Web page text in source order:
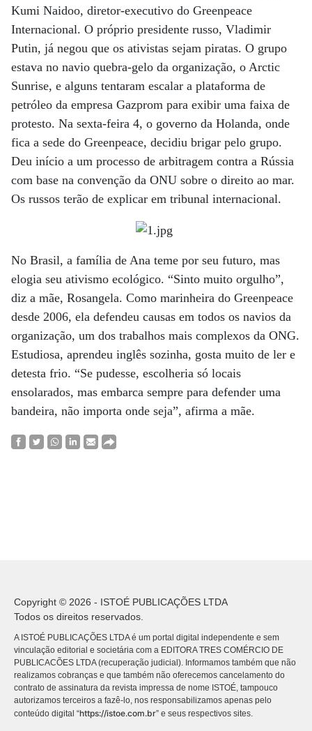
Kumi Naidoo, diretor-executivo do Greenpeace
Internacional. O próprio presidente russo, Vladimir
Putin, já negou que os ativistas sejam piratas. O grupo
estava no navio quebra-gelo da organização, o Arctic
Sunrise, e alguns tentaram escalar a plataforma de
petróleo da empresa Gazprom para exibir uma faixa de
protesto. Na sexta-feira 4, o governo da Holanda, onde
fica a sede do Greenpeace, decidiu brigar pelo grupo.
Deu início a um processo de arbitragem contra a Rússia
com base na convenção da ONU sobre o direito ao mar.
Os russos terão de explicar em tribunal internacional.
No Brasil, a família de Ana teme por seu futuro, mas
elogia seu ativismo ecológico. “Sinto muito orgulho”,
diz a mãe, Rosangela. Como marinheira do Greenpeace
desde 2006, ela defendeu causas em todos os navios da
organização, um dos trabalhos mais complexos da ONG.
Estudiosa, aprendeu inglês sozinha, gosta muito de ler e
detesta frio. “Se pudesse, escolheria só locais
ensolarados, mas embarca sempre para defender uma
bandeira, não importa onde seja”, afirma a mãe.
Copyright © 2026 - ISTOÉ PUBLICAÇÕES LTDA
Todos os direitos reservados.
A ISTOÉ PUBLICAÇÕES LTDA é um portal digital independente e sem
vinculação editorial e societária com a EDITORA TRES COMÉRCIO DE
PUBLICACÕES LTDA (recuperação judicial). Informamos também que não
realizamos cobranças e que também não oferecemos cancelamento do
contrato de assinatura da revista impressa de nome ISTOÉ, tampouco
autorizamos terceiros a fazê-lo, nos responsabilizamos apenas pelo
conteúdo digital “https://istoe.com.br” e seus respectivos sites.